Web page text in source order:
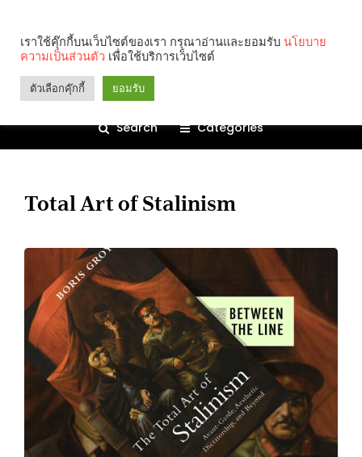
Search Categories
Total Art of Stalinism
เราใช้คุ๊กกี้บนเว็บไซต์ของเรา กรุณาอ่านและยอมรับ นโยบาย
ความเป็นส่วนตัว เพื่อใช้บริการเว็บไซต์
ตัวเลือกคุ๊กกี้ ยอมรับ